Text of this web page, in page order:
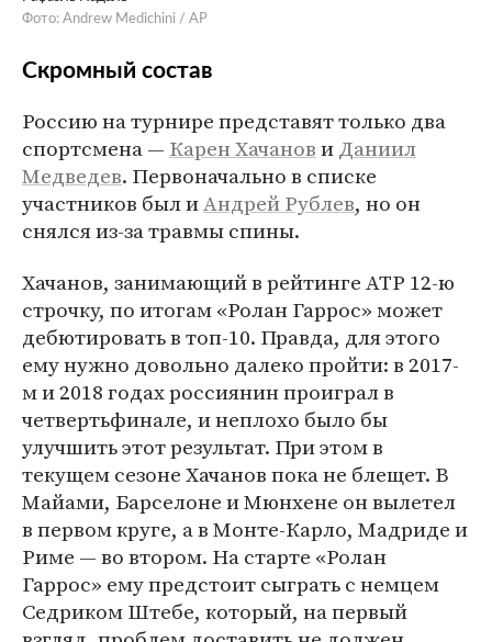
Фото: Andrew Medichini / AP
Скромный состав
Россию на турнире представят только два
спортсмена — Карен ХачановиДаниил
Медведев. Первоначально в списке
участников был иАндрей Рублев, но он
снялся из-за травмы спины.
Хачанов, занимающий в рейтинге АТР 12-ю
строчку, по итогам «Ролан Гаррос» может
дебютировать в топ-10. Правда, для этого
ему нужно довольно далеко пройти: в 2017-
м и 2018 годах россиянин проиграл в
четвертьфинале, и неплохо было бы
улучшить этот результат. При этом в
текущем сезоне Хачанов пока не блещет. В
Майами, Барселоне и Мюнхене он вылетел
в первом круге, а в Монте-Карло, Мадриде и
Риме — во втором. На старте «Ролан
Гаррос» ему предстоит сыграть с немцем
Седриком Штебе, который, на первый